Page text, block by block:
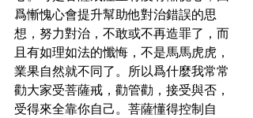
爲慚愧心會提升幫助他對治錯誤的思
想，努力對治，不敢或不再造罪了，而
且有如理如法的懺悔，不是馬馬虎虎，
業果自然就不同了。所以爲什麼我常常
勸大家受菩薩戒，勸管勸，接受與否，
受得來全靠你自己。菩薩懂得控制自